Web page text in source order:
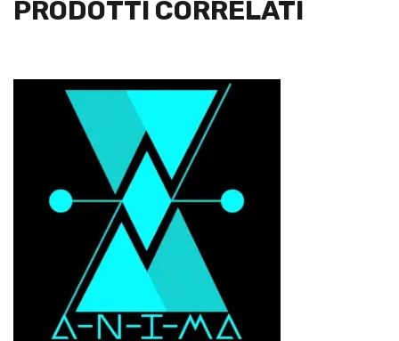
PRODOTTI CORRELATI